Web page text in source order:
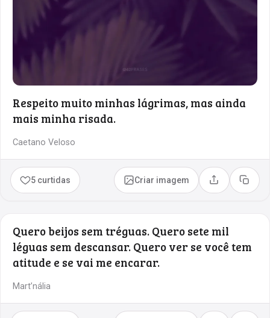
Respeito muito minhas lágrimas, mas ainda
mais minha risada.
Caetano Veloso
5 curtidas Criar imagem Compartilhar
Copiar
Quero beijos sem tréguas. Quero sete mil
léguas sem descansar. Quero ver se você tem
atitude e se vai me encarar.
Mart’nália